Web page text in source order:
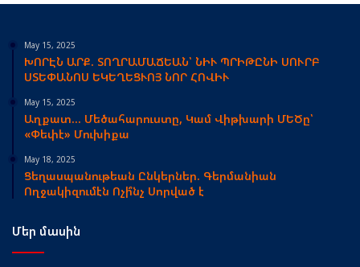
May 15, 2025
ԽՈՐԷՆ ԱՐՔ. ՏՈՂՐԱՄԱՃԵԱՆ՝ ՆԻՒ ՊՐԻԹԸՆԻ ՍՈՒՐԲ
ՍՏԵՓԱՆՈՍ ԵԿԵՂԵՑՒՈՅ ՆՈՐ ՀՈՎԻՒ
May 15, 2025
Աղքատ… Մեծահարուստը, Կամ Վիթխարի ՄԵԾը՝
«Փեփէ» Մուխիքա
May 18, 2025
Ցեղասպանութեան Ընկերներ. Գերմանիան
Ողջակիզումէն Ոչի՞նչ Սորված է
Մեր մասին